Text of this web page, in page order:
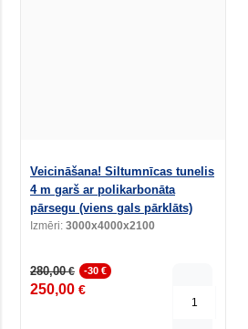
Veicināšana! Siltumnīcas tunelis
4 m garš ar polikarbonāta
pārsegu (viens gals pārklāts)
Izmēri: 3000x4000x2100
280,00€ -30 €
250,00 €